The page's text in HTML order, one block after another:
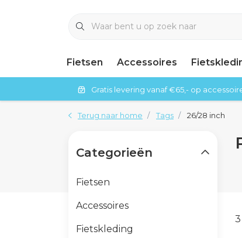
Fietsen Accessoires
Gratis levering vanaf €65,- op
Terug naar home Tags 26/28 inch
Categorieën
Fietsen
Accessoires
Fietskleding